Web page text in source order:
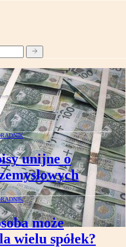
– czy
możliwa?
unijne o
może
wielu spółek?